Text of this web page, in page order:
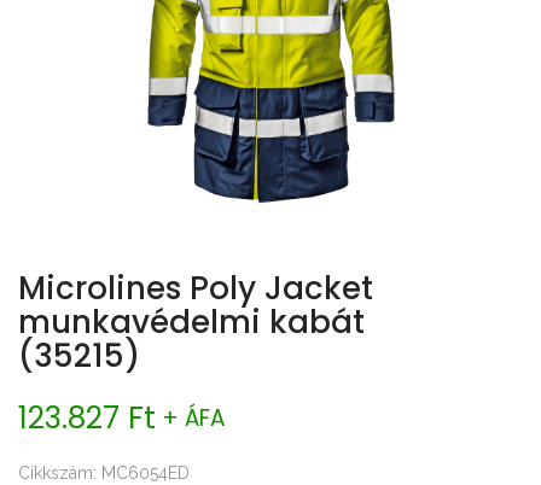
Microlines Poly Jacket
munkavédelmi kabát
(35215)
123.827 Ft + ÁFA
Cikkszám: MC6054ED